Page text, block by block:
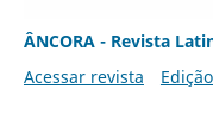
ÂNCORA - Revista
Acessar revista